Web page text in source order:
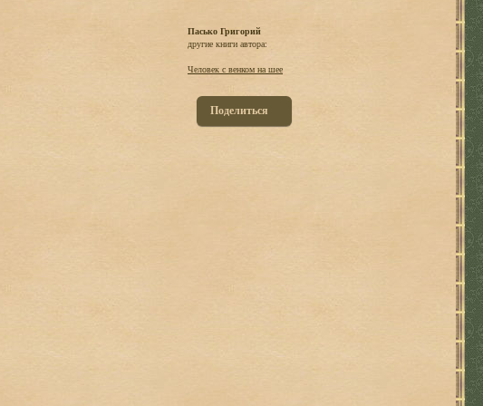
Пасько Григорий
другие книги автора:
Человек с венком на шее
Поделиться